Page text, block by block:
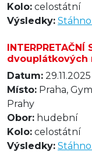
Kolo: celostátní
Výsledky:
dvouplátkových
Datum: 29.11.2025
Místo: Praha,
Prahy
Obor: hudební
Kolo: celostátní
Výsledky: